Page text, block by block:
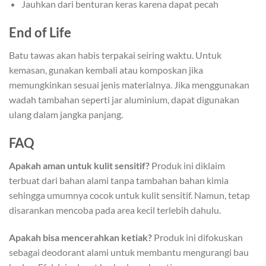
Jauhkan dari benturan keras karena dapat pecah
End of Life
Batu tawas akan habis terpakai seiring waktu. Untuk
kemasan, gunakan kembali atau komposkan jika
memungkinkan sesuai jenis materialnya. Jika menggunakan
wadah tambahan seperti jar aluminium, dapat digunakan
ulang dalam jangka panjang.
FAQ
Apakah aman untuk kulit sensitif? Produk ini diklaim
terbuat dari bahan alami tanpa tambahan bahan kimia
sehingga umumnya cocok untuk kulit sensitif. Namun, tetap
disarankan mencoba pada area kecil terlebih dahulu.
Apakah bisa mencerahkan ketiak? Produk ini difokuskan
sebagai deodorant alami untuk membantu mengurangi bau